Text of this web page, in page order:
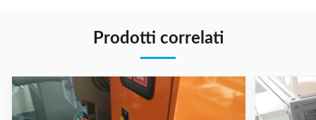
Prodotti correlati